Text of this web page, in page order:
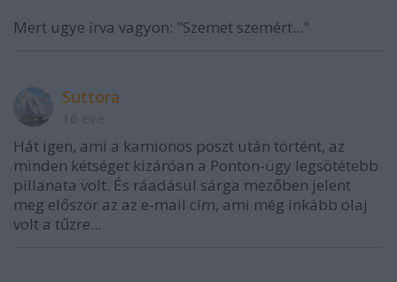
Mert ugye írva vagyon: "Szemet szemért..."
Suttora
Hát igen, ami a kamionos poszt után történt, az
minden kétséget kizáróan a Ponton-ügy legsötétebb
pillanata volt. És ráadásul sárga mezőben jelent
meg először az az e-mail cím, ami még inkább olaj
volt a tűzre...